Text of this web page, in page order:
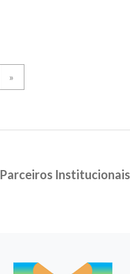
»
Parceiros Institucionais